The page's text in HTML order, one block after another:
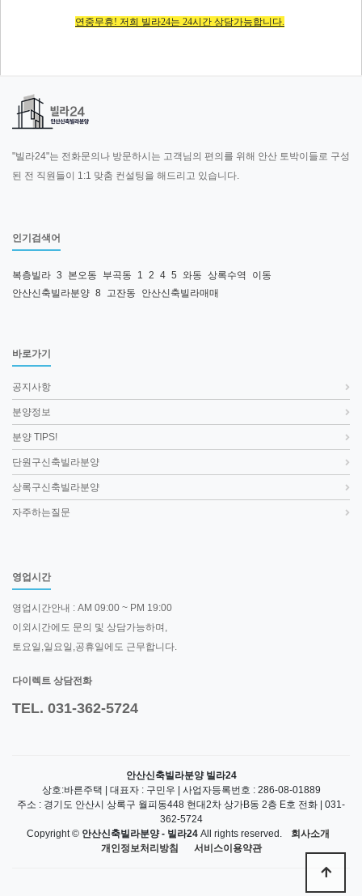
연중무휴! 저희 빌라24는 24시간 상담가능합니다.
"빌라24"는 전화문의나 방문하시는 고객님의 편의를 위해 안산 토박이들로 구성
된 전 직원들이 1:1 맞춤 컨설팅을 해드리고 있습니다.
인기검색어
복층빌라 3 본오동 부곡동 1 2 4 5 와동 상록수역
이동
안산신축빌라분양 8 고잔동 안산신축빌라매매
바로가기
공지사항
분양정보
분양 TIPS!
단원구신축빌라분양
상록구신축빌라분양
자주하는질문
영업시간
영업시간안내 : AM 09:00 ~ PM 19:00
이외시간에도 문의 및 상담가능하며,
토요일,일요일,공휴일에도 근무합니다.
다이렉트 상담전화
TEL. 031-362-5724
안산신축빌라분양 빌라24
상호:바른주택 | 대표자 : 구민우 | 사업자등록번호 : 286-08-01889
주소 : 경기도 안산시 상록구 월피동448 현대2차 상가B동 2층 E호 전화 | 031-
362-5724
Copyright © 안산신축빌라분양 - 빌라24 All rights reserved.
회사소개
개인정보처리방침
서비스이용약관